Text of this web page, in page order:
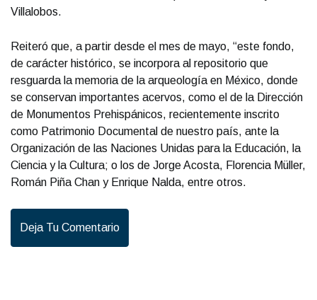
Villalobos.
Reiteró que, a partir desde el mes de mayo, “este fondo,
de carácter histórico, se incorpora al repositorio que
resguarda la memoria de la arqueología en México, donde
se conservan importantes acervos, como el de la Dirección
de Monumentos Prehispánicos, recientemente inscrito
como Patrimonio Documental de nuestro país, ante la
Organización de las Naciones Unidas para la Educación, la
Ciencia y la Cultura; o los de Jorge Acosta, Florencia Müller,
Román Piña Chan y Enrique Nalda, entre otros.
Deja Tu Comentario